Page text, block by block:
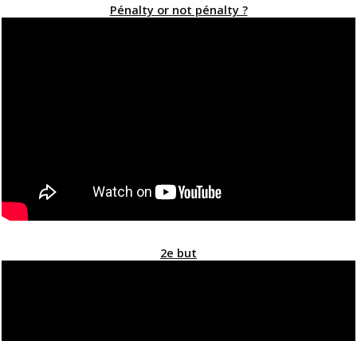
Pénalty or not pénalty ?
2e but